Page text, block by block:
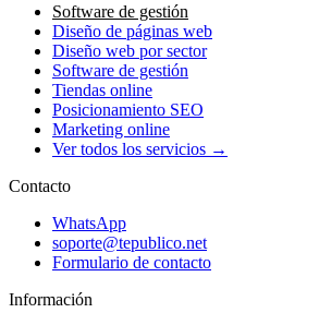
Software de gestión
Diseño de páginas web
Diseño web por sector
Software de gestión
Tiendas online
Posicionamiento SEO
Marketing online
Ver todos los servicios →
Contacto
WhatsApp
soporte@tepublico.net
Formulario de contacto
Información